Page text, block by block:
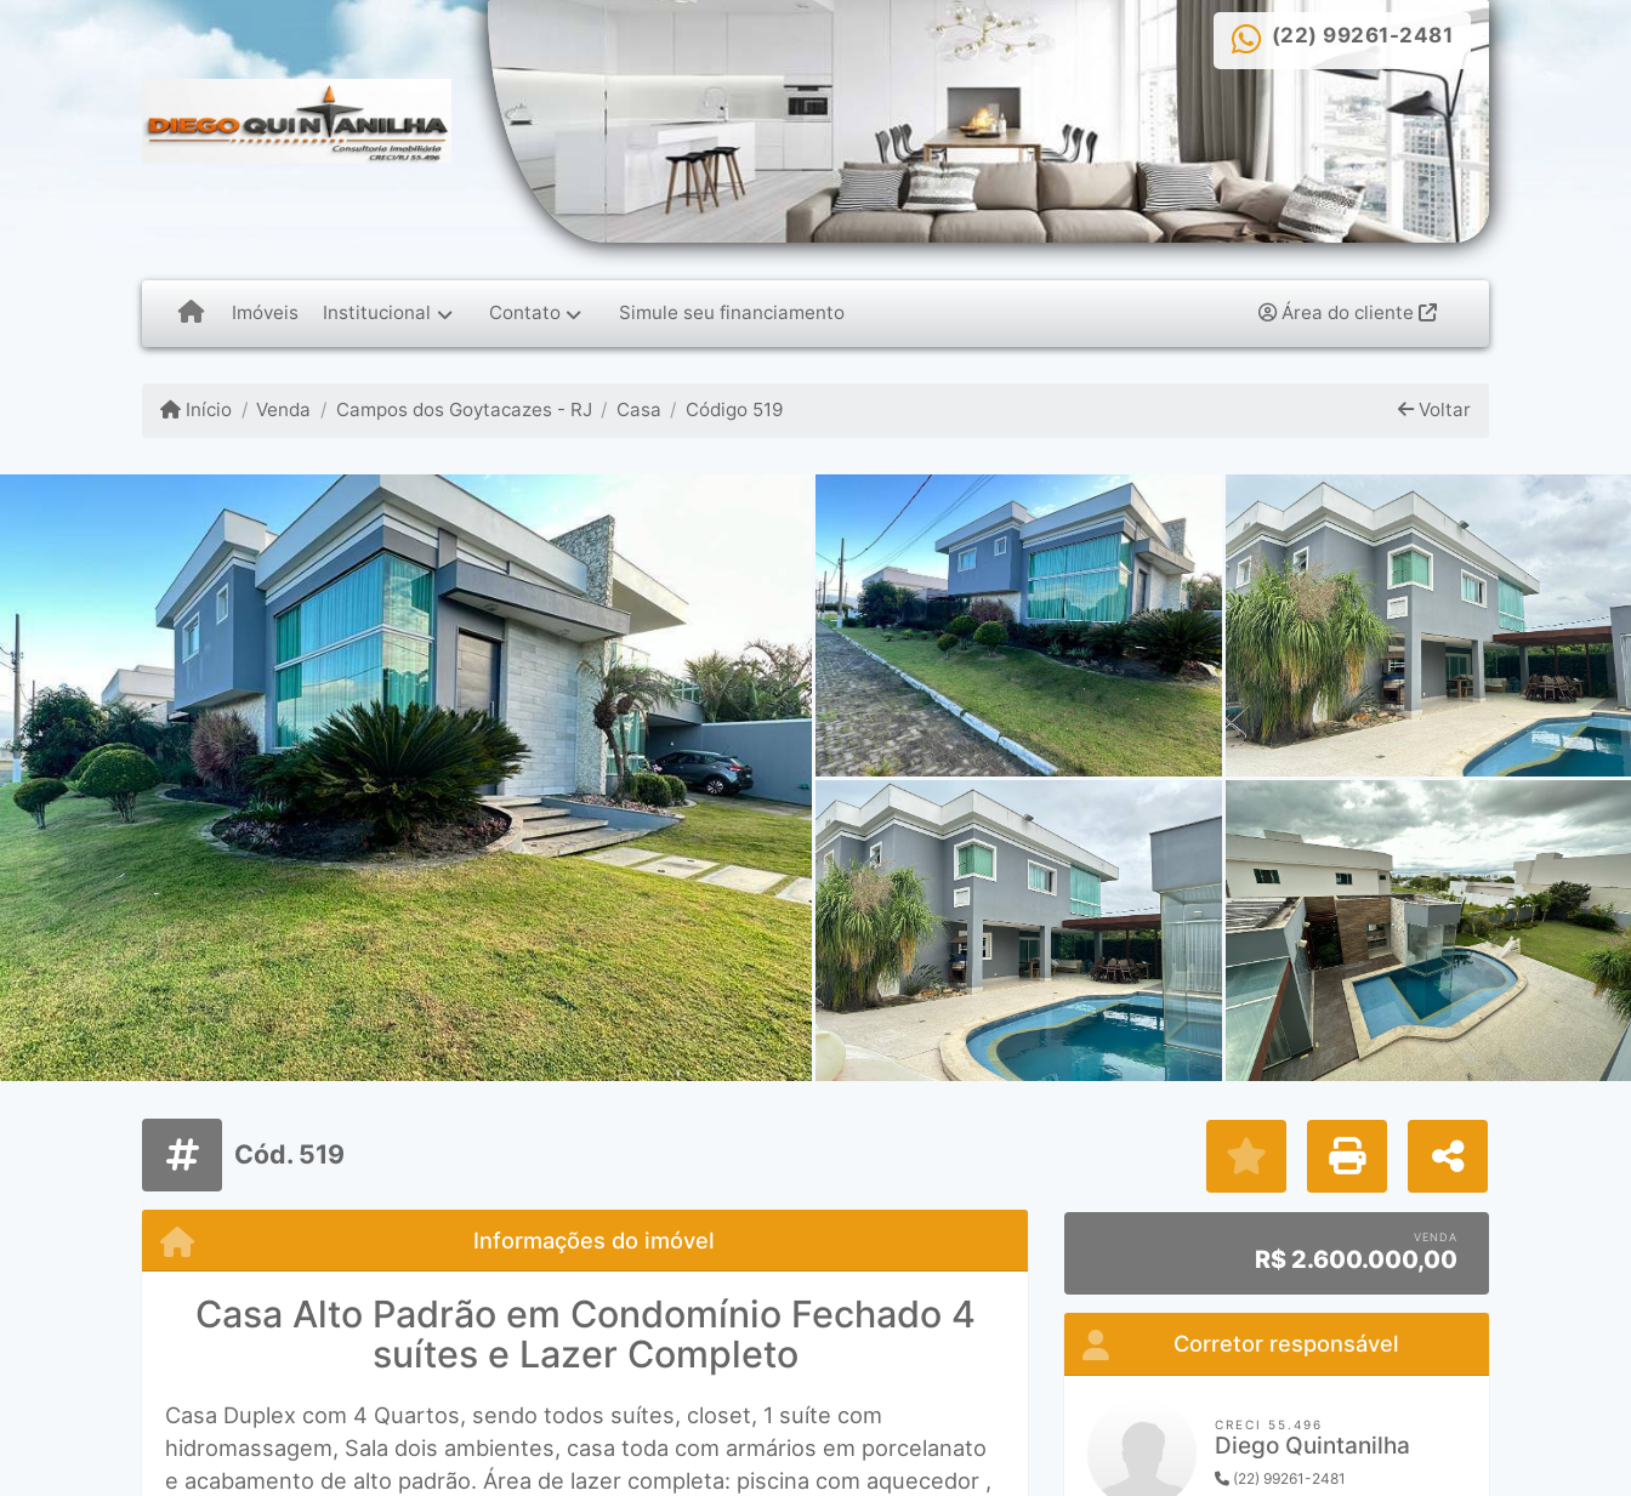
(22) 99261-2481
Imóveis Institucional Contato Simule seu financiamento Área do cliente
Início Venda Campos dos Goytacazes - RJ Casa Código 519 Voltar
Cód. 519
Informações do imóvel
Casa Alto Padrão em Condomínio Fechado 4
suítes e Lazer Completo
Casa Duplex com 4 Quartos, sendo todos suítes, closet, 1 suíte com
hidromassagem, Sala dois ambientes, casa toda com armários em porcelanato
e acabamento de alto padrão. Área de lazer completa: piscina com aquecedor ,
VENDA
R$ 2.600.000,00
Corretor responsável
CRECI 55.496
Diego Quintanilha
(22) 99261-2481